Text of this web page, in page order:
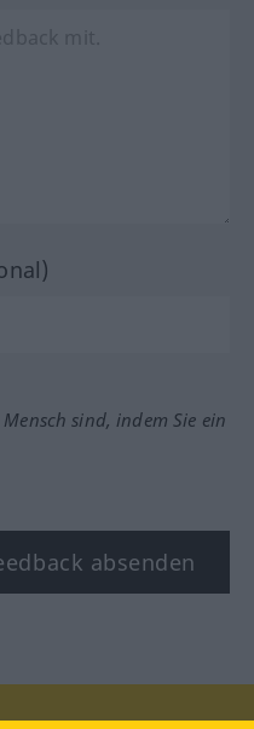
sind, indem Sie ein
absenden